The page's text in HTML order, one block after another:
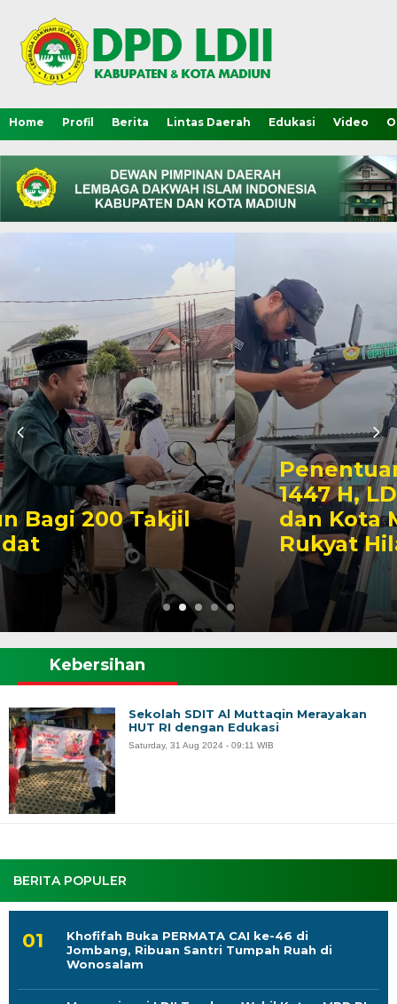
Home Profil Berita Lintas Daerah Edukasi Video
Penentuan 1 Ramadan
1447 H, LDII Kabupaten
dan Kota Madiun Gelar
Rukyat Hilal
BERITA POPULER
Khofifah Buka PERMATA CAI ke-46 di
Jombang, Ribuan Santri Tumpah Ruah di
Wonosalam
Kebersihan
Sekolah SDIT Al Muttaqin Merayakan
HUT RI dengan Edukasi
Saturday, 31 Aug 2024 - 09:11 WIB